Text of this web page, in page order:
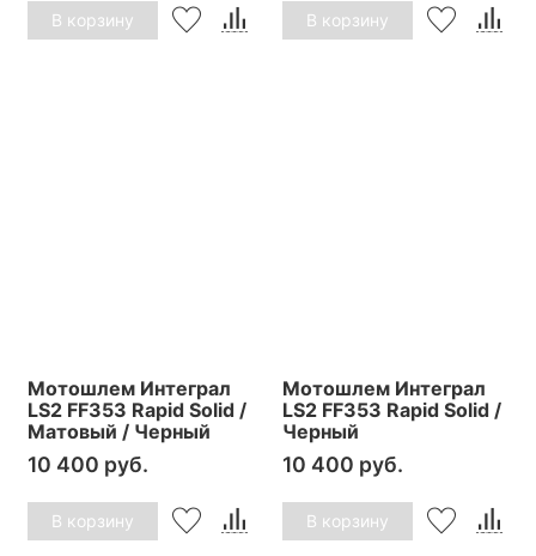
В корзину В корзину
Мотошлем Интеграл
LS2 FF353 Rapid Solid /
Матовый / Черный
10 400 руб.
В корзину
Мотошлем Интеграл
LS2 FF353 Rapid Solid /
Черный
10 400 руб.
В корзину